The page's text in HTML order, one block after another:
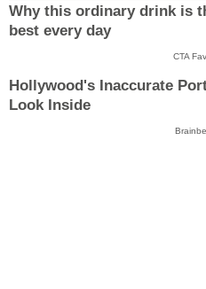
Why this ordinary drink is
best every day
CTA
Hollywood's Inaccurate
Look Inside